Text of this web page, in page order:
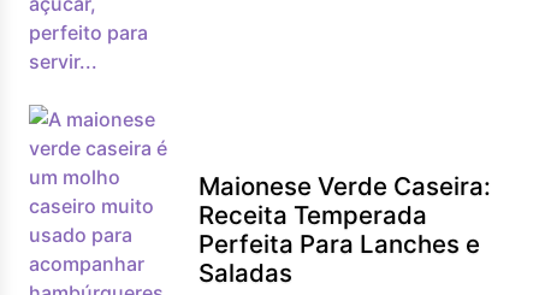
Maionese Verde Caseira:
Receita Temperada
Perfeita Para Lanches e
Saladas